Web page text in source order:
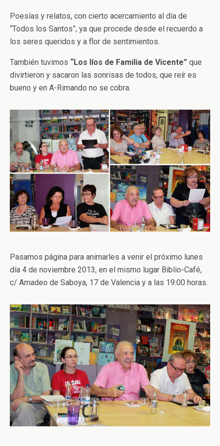
Poesías y relatos, con cierto acercamiento al día de
“Todos los Santos”, ya que procede desde el recuerdo a
los seres queridos y a flor de sentimientos.
También tuvimos “Los líos de Familia de Vicente” que
divirtieron y sacaron las sonrisas de todos, que reír es
bueno y en A-Rimando no se cobra.
Pasamos página para animarles a venir el próximo lunes
día 4 de noviembre 2013, en el mismo lugar Biblio-Café,
c/ Amadeo de Saboya, 17 de Valencia y a las 19:00 horas.